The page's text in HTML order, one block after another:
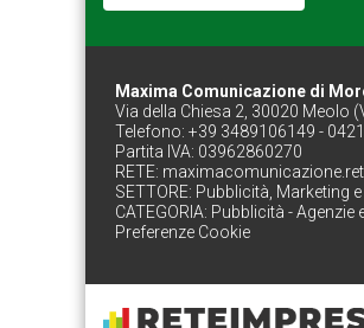
Maxima Comunicazione di
Via della Chiesa 2, 30020 Meolo
Telefono: +39 3489106149 -
Partita IVA: 03962860270
RETE:
SETTORE: Pubblicità, Marketing
CATEGORIA: Pubblicità - Agenzie
Preferenze Cookie